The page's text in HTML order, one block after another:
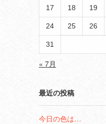
17 18 19
24 25 26
31
« 7月
最近の投稿
今日の色は…